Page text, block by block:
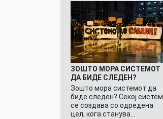
ЗОШТО МОРА СИСТЕМОТ
ДА БИДЕ СЛЕДЕН?
Зошто мора системот да
биде следен? Секој систем
се создава со одредена
цел, кога станува…